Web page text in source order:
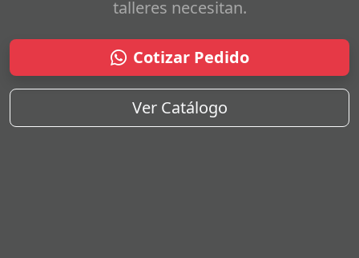
talleres necesitan.
Cotizar Pedido
Ver Catálogo